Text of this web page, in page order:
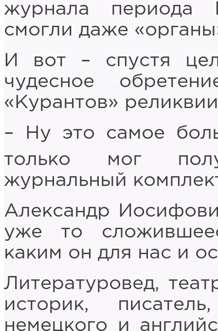
журнала периода
смогли даже
И вот – спустя
чудесное
«Курантов»
– Ну это самое
только мог
журнальный
Александр
уже то
каким он для нас и
Литературовед,
историк,
немецкого и